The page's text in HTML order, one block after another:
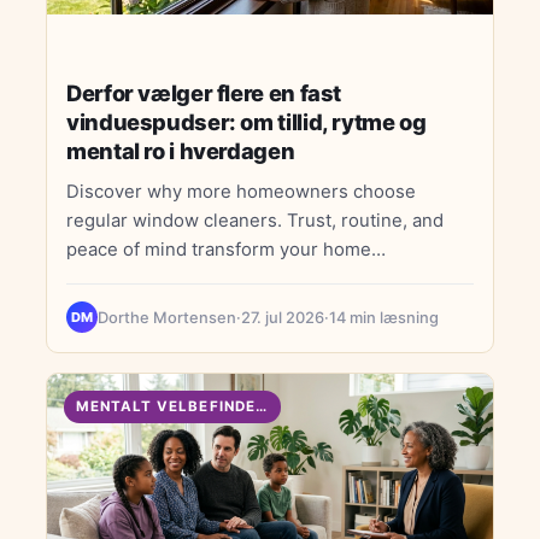
Derfor vælger flere en fast
vinduespudser: om tillid, rytme og
mental ro i hverdagen
Discover why more homeowners choose
regular window cleaners. Trust, routine, and
peace of mind transform your home
DM Dorthe Mortensen·27. jul 2026·14 min læsning
MENTALT VELBEFINDENDE